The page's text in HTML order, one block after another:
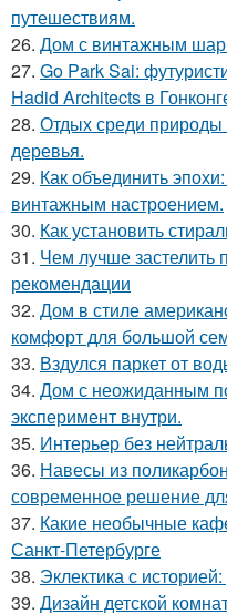
путешествиям.
26. Дом с винтажным
27. Go Park Sai:
Hadid Architects в
28. Отдых среди
деревья.
29. Как объединить
винтажным настроением.
30. Как установить
31. Чем лучше застелить
рекомендации
32. Дом в стиле
комфорт для большой
33. Вздулся паркет от
34. Дом с неожиданным
эксперимент внутри.
35. Интерьер без
36. Навесы из
современное решение
37. Какие необычные
Санкт-Петербурге
38. Эклектика с
39. Дизайн детской